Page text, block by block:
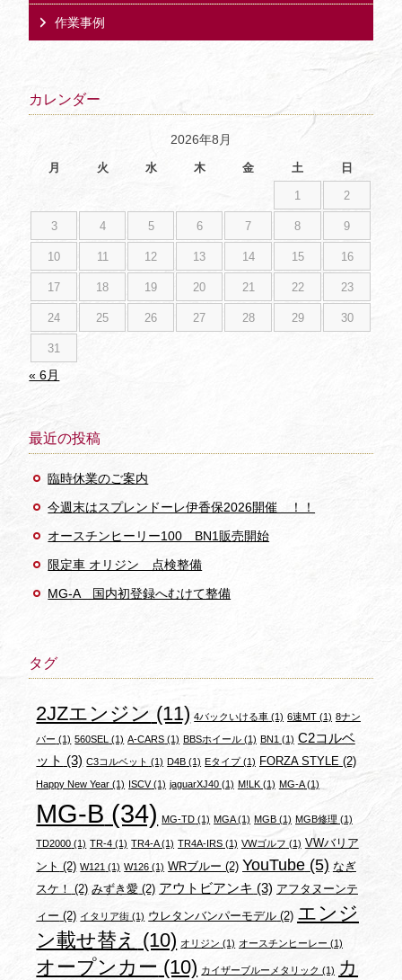
作業事例
カレンダー
2026年8月
月 火 水 木 金 土 日
1 2
3 4 5 6 7 8 9
10 11 12 13 14 15 16
17 18 19 20 21 22 23
24 25 26 27 28 29 30
31
« 6月
最近の投稿
臨時休業のご案内
今週末はスプレンドーレ伊香保2026開催 ！！
オースチンヒーリー100 BN1販売開始
限定車 オリジン 点検整備
MG-A 国内初登録へむけて整備
タグ
2JZエンジン (11) 4バックいける車 (1) 6速MT (1) 8ナン
バー (1) 560SEL (1) A-CARS (1) BBSホイール(1) BN1 (1) C2コルベ
ット (3) C3コルベット (1) D4B (1) Eタイプ(1) FORZA STYLE(2)
Happy New Year (1) ISCV(1) jaguarXJ40(1) M!LK(1) MG-A(1)
MG-B (34) MG-TD (1) MGA(1) MGB (1) MGB修理 (1)
TD2000 (1) TR-4 (1) TR4-A(1) TR4A-IRS(1) VWゴルフ (1) VWバリア
ント (2) W121 (1) W126 (1) WRブルー (2) YouTube(5) なぎ
スケ！ (2) みずき愛 (2) アウトビアンキ (3) アフタヌーンテ
ィー (2) イタリア街 (1) ウレタンバンパーモデル (2) エンジ
ン載せ替え (10) オリジン (1) オースチンヒーレー (1)
オープンカー (10) カイザーブルーメタリック (1) カ